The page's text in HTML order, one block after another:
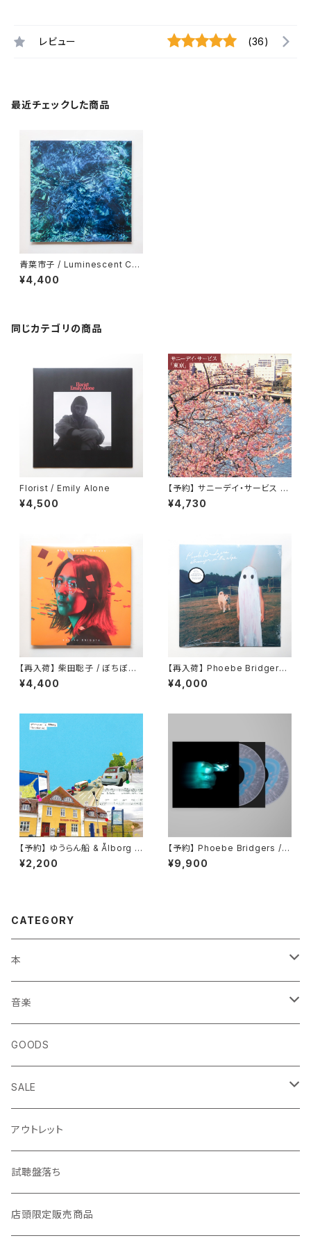
レビュー (36)
最近チェックした商品
青葉市子 / Luminescent Cre
atures（通常盤）
¥4,400
同じカテゴリの商品
Florist / Emily Alone
¥4,500
【予約】 サニーデイ・サービス /
東京 （LP）
¥4,730
【再入荷】 柴田聡子 / ぼちぼち
銀河
¥4,400
【再入荷】 Phoebe Bridgers /
Stranger In The Alps
¥4,000
【予約】 ゆうらん船 & Ålborg /
The other day,(7inch)
¥2,200
【予約】 Phoebe Bridgers / L
ost Weekend （国内盤LP）
¥9,900
CATEGORY
本
エッセイ・日記
生き方
短歌・詩集
ZINE・リトルプレス
趣味・暮らし
音楽・映画・芸術
音楽
◎ NEWFOLK特集
◎ シンガーソングライター特集
CD
LP（レコード）
TAPE（カセットテープ）
GOODS
SALE
LP
CD・TAPE・7インチ
アウトレット
試聴盤落ち
店頭限定販売商品